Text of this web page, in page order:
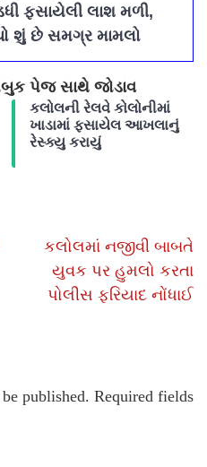
ફસાયેલી લાશ મળી,
શું છે સમગ્ર મામલો
પેજ સાથે જોડાવ
કલોલની રેલવે કોલોનીમાં
ખાડામાં ફસાયેલ આખલાનું
રેસ્ક્યુ કરાયું
કલોલમાં નજીવી બાબતે
યુવક પર હુમલો કરતા
પોલીસ ફરિયાદ નોંધાઈ
published. Required fields